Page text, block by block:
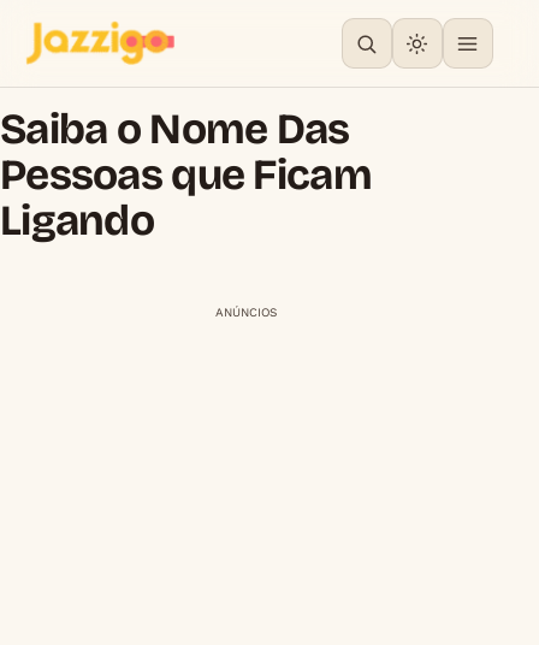
Saiba o Nome Das
Pessoas que Ficam
Ligando
ANÚNCIOS